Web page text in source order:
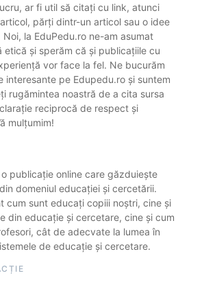
ar fi util să citați cu link, atunci
părți dintr-un articol sau o idee
la EduPedu.ro ne-am asumat
etică și sperăm că și publicațiile cu
vor face la fel. Ne bucurăm
interesante pe Edupedu.ro și suntem
rugămintea noastră de a cita sursa
reciprocă de respect și
mulțumim!
publicație online care găzduiește
domeniul educației și cercetării.
cum sunt educați copiii noștri, cine și
din educație și cercetare, cine și cum
cât de adecvate la lumea în
de educație și cercetare.